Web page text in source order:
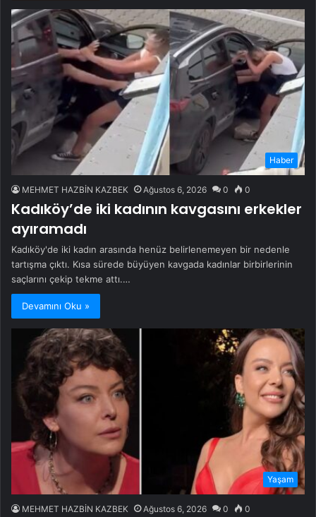
Haber
MEHMET HAZBİN KAZBEK Ağustos 6, 2026 0 0
Kadıköy’de iki kadının kavgasını erkekler
ayıramadı
Kadıköy'de iki kadın arasında henüz belirlenemeyen bir nedenle
tartışma çıktı. Kısa sürede büyüyen kavgada kadınlar birbirlerinin
saçlarını çekip tekme attı.…
Devamını Oku »
Yaşam
MEHMET HAZBİN KAZBEK Ağustos 6, 2026 0 0